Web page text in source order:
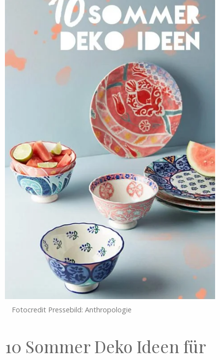
Fotocredit Pressebild: Anthropologie
10 Sommer Deko Ideen für